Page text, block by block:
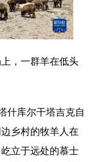
数字经济
会展
上市公司
，一群羊在低头
库尔干塔吉克自
乡村的牧羊人在
立于远处的慕士